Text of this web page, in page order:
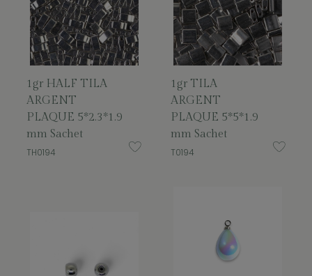
1gr HALF TILA
ARGENT
PLAQUE 5*2.3*1.9
mm Sachet
TH0194
1gr TILA
ARGENT
PLAQUE 5*5*1.9
mm Sachet
T0194